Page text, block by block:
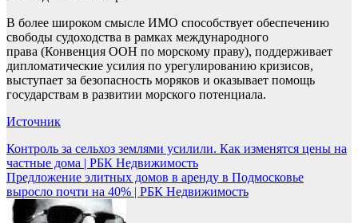
В более широком смысле ИМО способствует обеспечению
свободы судоходства в рамках международного
права (Конвенция ООН по морскому праву), поддерживает
дипломатические усилия по урегулированию кризисов,
выступает за безопасность моряков и оказывает помощь
государствам в развитии морского потенциала.
Источник
Навигация
по
записям
Контроль за сельхоз землями усилили. Как изменятся цены на
частные дома | РБК Недвижимость
Предложение элитных домов в аренду в Подмосковье
выросло почти на 40% | РБК Недвижимость